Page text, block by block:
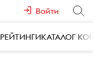
Войти
РЕЙТИНГИКАТАЛОГ